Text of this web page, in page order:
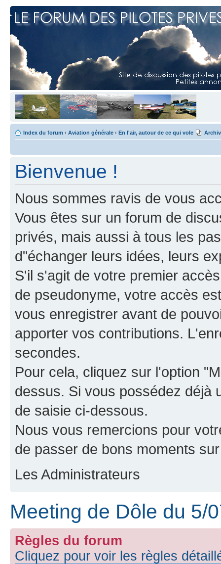
Index du forum ‹ Aviation générale ‹ En l'air, autour de ce qui vole
Bienvenue !
Nous sommes ravis de vous
Vous êtes sur un forum de
privés, mais aussi à tous les
d"échanger leurs idées, leurs
S'il s'agit de votre premier
de pseudonyme, votre accès
vous enregistrer avant de
apporter vos contributions.
secondes.
Pour cela, cliquez sur l'option
dessus. Si vous possédez déjà
de saisie ci-dessous.
Nous vous remercions pour
de passer de bons moments
Les Administrateurs
Meeting de Dôle du 5/
Règles du forum
Cliquez pour voir les règles